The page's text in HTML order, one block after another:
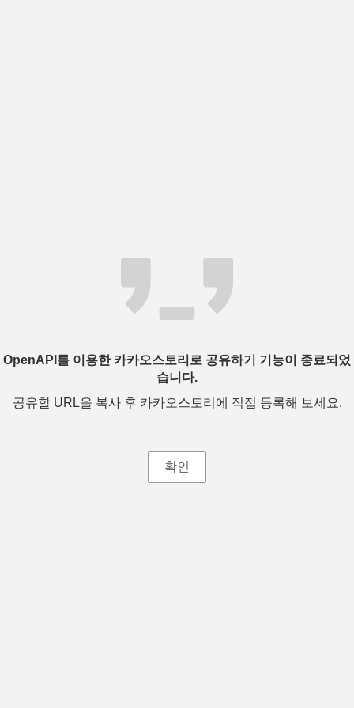
OpenAPI를 이용한 카카오스토리로 공유하기 기능이 종료되었
습니다.
공유할 URL을 복사 후 카카오스토리에 직접 등록해 보세요.
확인